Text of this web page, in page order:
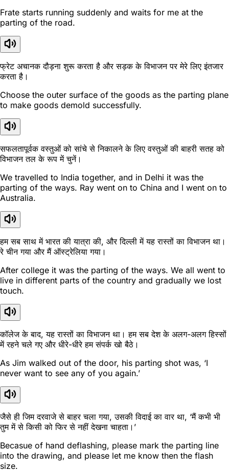
Frate starts running suddenly and waits for me at the
parting of the road.
फ्रेट अचानक दौड़ना शुरू करता है और सड़क के विभाजन पर मेरे लिए इंतजार
करता है।
Choose the outer surface of the goods as the parting plane
to make goods demold successfully.
सफलतापूर्वक वस्तुओं को सांचे से निकालने के लिए वस्तुओं की बाहरी सतह को
विभाजन तल के रूप में चुनें।
We travelled to India together, and in Delhi it was the
parting of the ways. Ray went on to China and I went on to
Australia.
हम सब साथ में भारत की यात्रा की, और दिल्ली में यह रास्तों का विभाजन था।
रे चीन गया और मैं ऑस्ट्रेलिया गया।
After college it was the parting of the ways. We all went to
live in different parts of the country and gradually we lost
touch.
कॉलेज के बाद, यह रास्तों का विभाजन था। हम सब देश के अलग-अलग हिस्सों
में रहने चले गए और धीरे-धीरे हम संपर्क खो बैठे।
As Jim walked out of the door, his parting shot was, ‘I
never want to see any of you again.’
जैसे ही जिम दरवाजे से बाहर चला गया, उसकी विदाई का वार था, ‘मैं कभी भी
तुम में से किसी को फिर से नहीं देखना चाहता।’
Becasue of hand deflashing, please mark the parting line
into the drawing, and please let me know then the flash
size.